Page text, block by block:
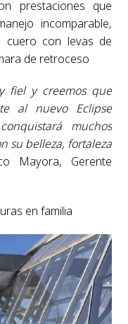
prestaciones que
incomparable,
cuero con levas de
de retroceso
fiel y creemos que
al nuevo Eclipse
muchos
su belleza, fortaleza
Mayora, Gerente
en familia